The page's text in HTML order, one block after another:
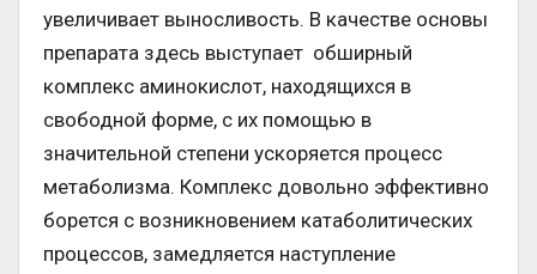
увеличивает выносливость. В качестве основы
препарата здесь выступает обширный
комплекс аминокислот, находящихся в
свободной форме, с их помощью в
значительной степени ускоряется процесс
метаболизма. Комплекс довольно эффективно
борется с возникновением катаболитических
процессов, замедляется наступление